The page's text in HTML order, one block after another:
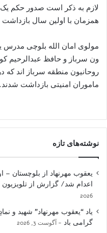
لازم به ذکر است صدور حکم یک
همزمان با اولین سال بازداشت
مولوی امان الله بلوچی
ون سرباز و حافظ عبدالرحیم
ماموران امنیتی بازداشت شدند.
نوشته‌های تازه
یعقوب مهرنهاد از بلوچستان –
اعدام شد/ گزارش از تلویزیون
2026
یاد “یعقوب مهرنهاد” شهید و
گرامی باد
آگوست 3, 2026